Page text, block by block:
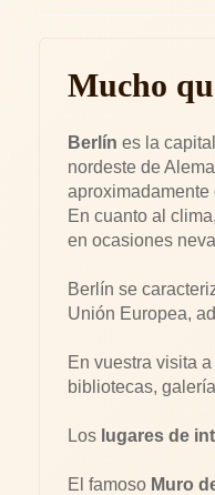
Mucho
Berlín es la
nordeste de
aproximadamente
En cuanto al
en ocasiones
Berlín se
Unión Europea,
En vuestra visita
bibliotecas,
Los lugares de
El famoso Muro